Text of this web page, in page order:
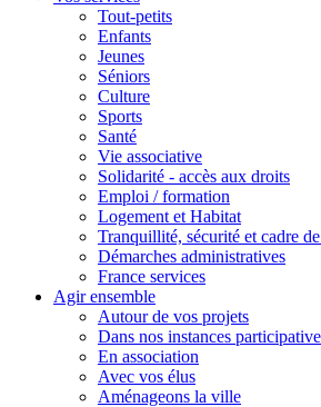
Tout-petits
Enfants
Jeunes
Séniors
Culture
Sports
Santé
Vie associative
Solidarité - accès aux droits
Emploi / formation
Logement et Habitat
Tranquillité, sécurité et cadre
Démarches administratives
France services
Agir ensemble
Autour de vos projets
Dans nos instances
En association
Avec vos élus
Aménageons la ville